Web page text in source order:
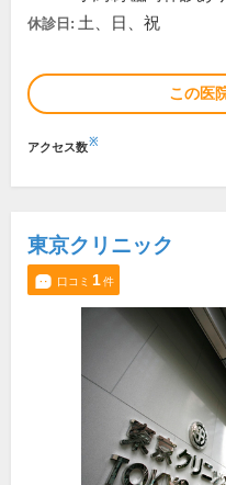
休診日: 土、日、祝
この医
アクセス数※
東京クリニック
口コミ 1件